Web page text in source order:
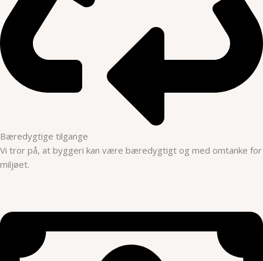
Bæredygtige tilgange
Vi tror på, at byggeri kan være bæredygtigt og med omtanke for
miljøet.